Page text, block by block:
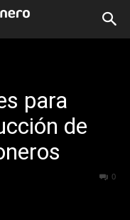
para
de
0